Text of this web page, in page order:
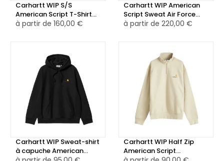
Carhartt WIP S/S
American Script T-Shirt
Natural
à partir de 160,00 €
Carhartt WIP American
Script Sweat Air Force
Half Zip Bleu
à partir de 220,00 €
Carhartt WIP Sweat-shirt
à capuche American
Carhartt WIP Half Zip
American Script